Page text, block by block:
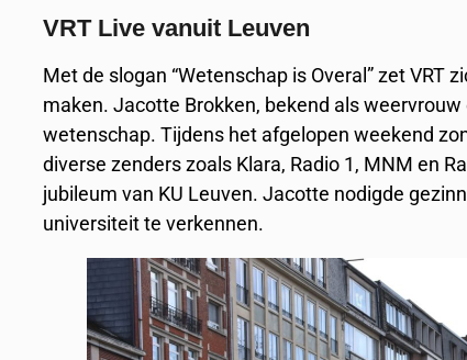
VRT Live vanuit Leuven
Met de slogan “Wetenschap is Overal” zet
maken. Jacotte Brokken, bekend als
wetenschap. Tijdens het afgelopen weekend
diverse zenders zoals Klara, Radio 1, MNM en
jubileum van KU Leuven. Jacotte nodigde
universiteit te verkennen.